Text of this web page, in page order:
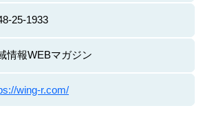
25-1933
情報WEBマガジン
wing-r.com/